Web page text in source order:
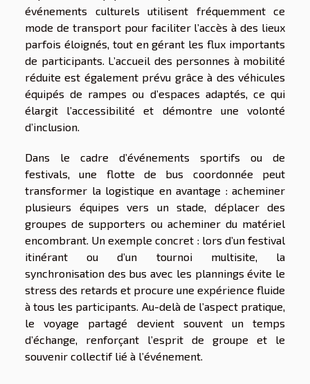
événements culturels utilisent fréquemment ce
mode de transport pour faciliter l’accès à des lieux
parfois éloignés, tout en gérant les flux importants
de participants. L’accueil des personnes à mobilité
réduite est également prévu grâce à des véhicules
équipés de rampes ou d’espaces adaptés, ce qui
élargit l’accessibilité et démontre une volonté
d’inclusion.
Dans le cadre d’événements sportifs ou de
festivals, une flotte de bus coordonnée peut
transformer la logistique en avantage : acheminer
plusieurs équipes vers un stade, déplacer des
groupes de supporters ou acheminer du matériel
encombrant. Un exemple concret : lors d’un festival
itinérant ou d’un tournoi multisite, la
synchronisation des bus avec les plannings évite le
stress des retards et procure une expérience fluide
à tous les participants. Au-delà de l’aspect pratique,
le voyage partagé devient souvent un temps
d’échange, renforçant l’esprit de groupe et le
souvenir collectif lié à l’événement.